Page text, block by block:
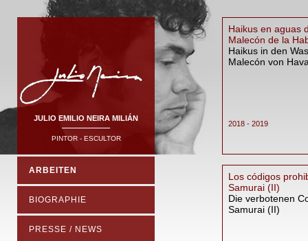
2018 - 2019
Haikus en aguas
Malecón de la
Haikus in den
Malecón von
Los códigos
Samurai (II)
Die verbotenen
Samurai (II)
JULIO EMILIO NEIRA MILIÁN
PINTOR - ESCULTOR
ARBEITEN
BIOGRAPHIE
PRESSE / NEWS